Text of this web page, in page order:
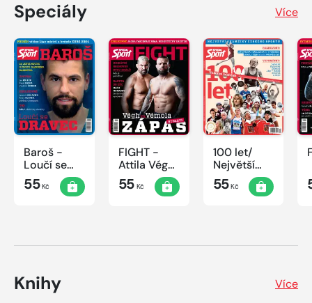
Speciály Více
Baroš -
Loučí se
dravec
55Kč
FIGHT -
Attila Végh
vs. Karlos
Vémola
55Kč
100 let/
Největší
okamžiky
českého
55Kč
Knihy Více